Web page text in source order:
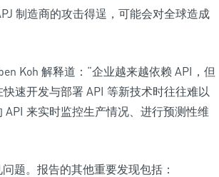
制造商的攻击得逞，可能会对全球造成
Koh 解释道：“企业越来越依赖 API，但
速开发与部署 API 等新技术时往往难以
来实时监控生产情况、进行预测性维
题。报告的其他重要发现包括：